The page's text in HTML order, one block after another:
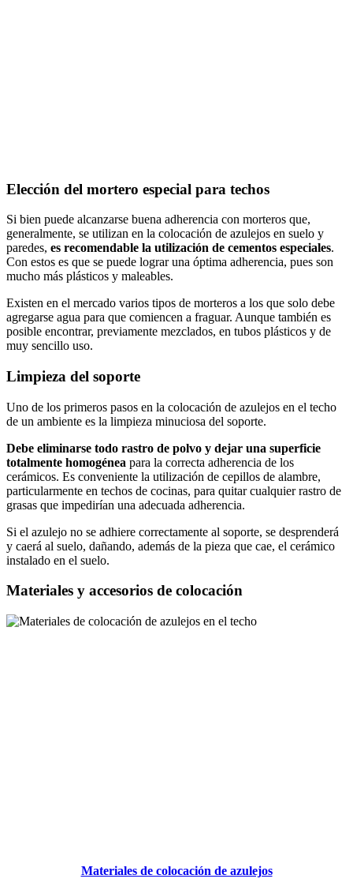
Elección del mortero especial para techos
Si bien puede alcanzarse buena adherencia con morteros que,
generalmente, se utilizan en la colocación de azulejos en suelo y
paredes, es recomendable la utilización de cementos especiales.
Con estos es que se puede lograr una óptima adherencia, pues son
mucho más plásticos y maleables.
Existen en el mercado varios tipos de morteros a los que solo debe
agregarse agua para que comiencen a fraguar. Aunque también es
posible encontrar, previamente mezclados, en tubos plásticos y de
muy sencillo uso.
Limpieza del soporte
Uno de los primeros pasos en la colocación de azulejos en el techo
de un ambiente es la limpieza minuciosa del soporte.
Debe eliminarse todo rastro de polvo y dejar una superficie
totalmente homogénea para la correcta adherencia de los
cerámicos. Es conveniente la utilización de cepillos de alambre,
particularmente en techos de cocinas, para quitar cualquier rastro de
grasas que impedirían una adecuada adherencia.
Si el azulejo no se adhiere correctamente al soporte, se desprenderá
y caerá al suelo, dañando, además de la pieza que cae, el cerámico
instalado en el suelo.
Materiales y accesorios de colocación
Materiales de colocación de azulejos